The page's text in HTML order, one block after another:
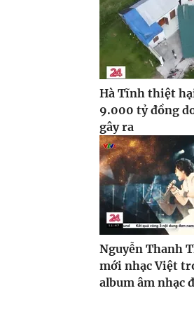
Hà Tĩnh thiệt
9.000 tỷ đồng
gây ra
Nguyễn Thanh
mới nhạc Việt
album âm nhạc